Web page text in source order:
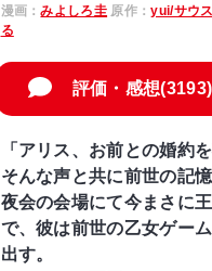
漫画：みよしろ圭 原作：yui/サウ
る
評価・感想(3193)
「アリス、お前との婚約
そんな声と共に前世の記
夜会の会場にて今まさに
で、彼は前世の乙女ゲー
出す。